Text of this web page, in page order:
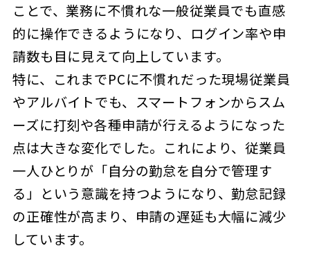
ことで、業務に不慣れな一般従業員でも直感
的に操作できるようになり、ログイン率や申
請数も目に見えて向上しています。
特に、これまでPCに不慣れだった現場従業員
やアルバイトでも、スマートフォンからスム
ーズに打刻や各種申請が行えるようになった
点は大きな変化でした。これにより、従業員
一人ひとりが「自分の勤怠を自分で管理す
る」という意識を持つようになり、勤怠記録
の正確性が高まり、申請の遅延も大幅に減少
しています。